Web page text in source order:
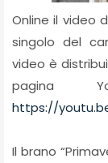
Online il video
singolo del
video è
pagina
https://
Il brano